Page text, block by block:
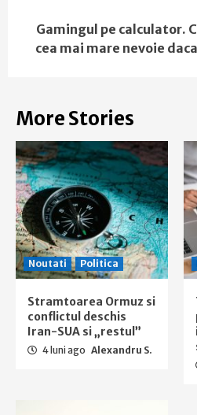
Gamingul pe calculator.
cea mai mare nevoie
More Stories
Noutati Politica
Stramtoarea Ormuz si
conflictul deschis
Iran-SUA si „restul”
4 luni ago Alexandru S.